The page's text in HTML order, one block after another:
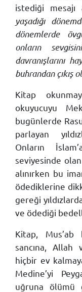
istediği mesajı
yaşadığı
dönemlerde
onların
davranışlarını
buhrandan çıkış
Kitap
okuyucuyu
bugünlerde
parlayan
Onların
seviyesinde
alınırken bu
ödediklerine
gereği
ve ödediği
Kitap,
sancına, Allah
hiçbir ev
Medine’yi
uğruna ölümü